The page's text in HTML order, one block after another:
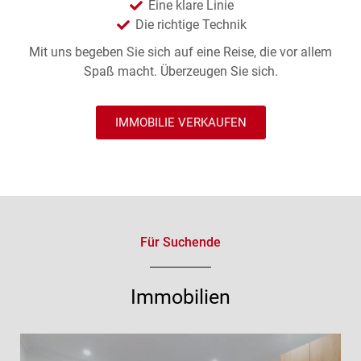
Eine klare Linie
Die richtige Technik
Mit uns begeben Sie sich auf eine Reise, die vor allem
Spaß macht. Überzeugen Sie sich.
IMMOBILIE VERKAUFEN
Für Suchende
Immobilien